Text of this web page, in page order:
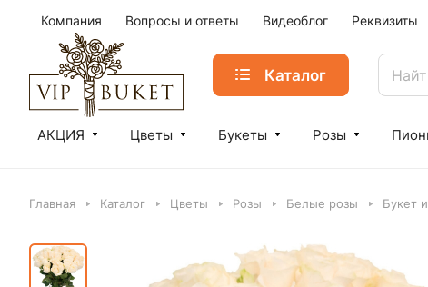
Компания Вопросы и ответы Видеоблог Реквизиты
Каталог
АКЦИЯ Цветы Букеты Розы
Главная Каталог Цветы Розы Белые розы Букет